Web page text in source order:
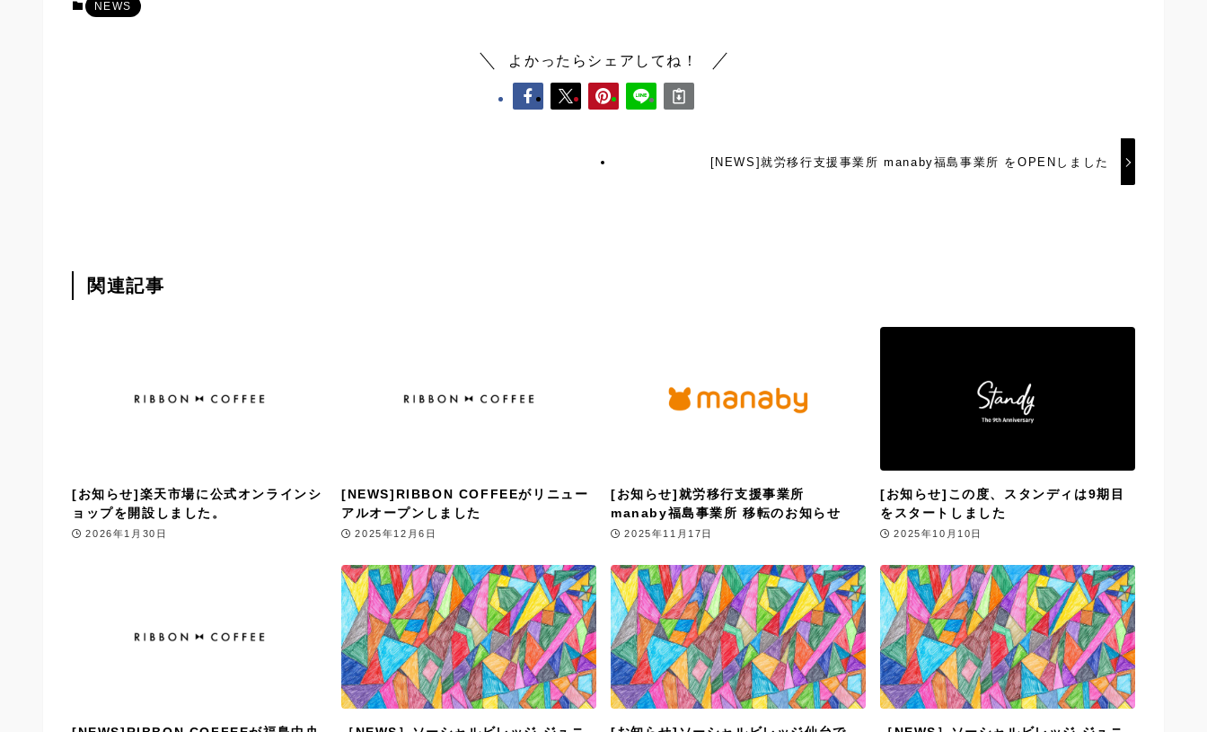
NEWS
よかったらシェアしてね！
[NEWS]就労移行支援事業所 manaby福島事業所 をOPENしました
関連記事
[お知らせ]楽天市場に公式オンラインシ
ョップを開設しました。
2026年1月30日
[NEWS]RIBBON COFFEEがリニュー
アルオープンしました
2025年12月6日
[お知らせ]就労移行支援事業所
manaby福島事業所 移転のお知らせ
2025年11月17日
[お知らせ]この度、スタンディは9期目
をスタートしました
2025年10月10日